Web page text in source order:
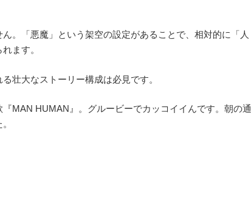
。「悪魔」という架空の設定があることで、相対的に「人
ます。
壮大なストーリー構成は必見です。
MAN HUMAN』。グルービーでカッコイイんです。朝の通